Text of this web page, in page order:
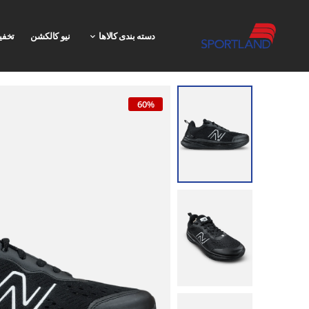
دسته بندی کالاها نیو کالکشن
60%